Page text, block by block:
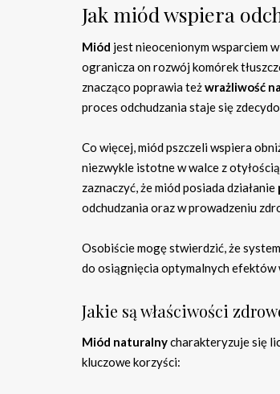
Jak miód wspiera
Miód jest nieocenionym wsparciem
ogranicza on rozwój komórek
znacząco poprawia teżwrażliwość
proces odchudzania staje się
Co więcej, miód pszczeli wspiera
niezwykle istotne w walce z
zaznaczyć, że miód posiada działanie
odchudzania oraz w prowadzeniu
Osobiście mogę stwierdzić, że
do osiągnięcia optymalnych efektów
Jakie są właściwości
Miód naturalnycharakteryzuje się
kluczowe korzyści: